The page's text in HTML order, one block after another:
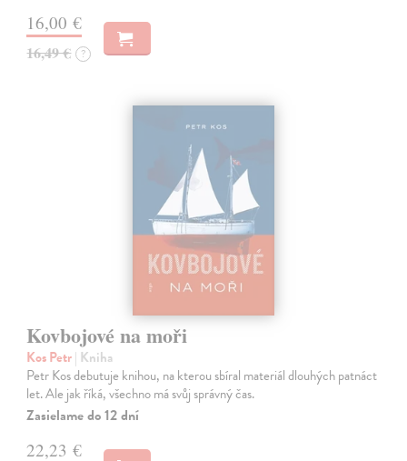
16,00 €
16,49 € ?
Kovbojové na moři
Kos Petr| Kniha
Petr Kos debutuje knihou, na kterou sbíral materiál dlouhých patnáct
let. Ale jak říká, všechno má svůj správný čas.
Zasielame do 12 dní
22,23 €